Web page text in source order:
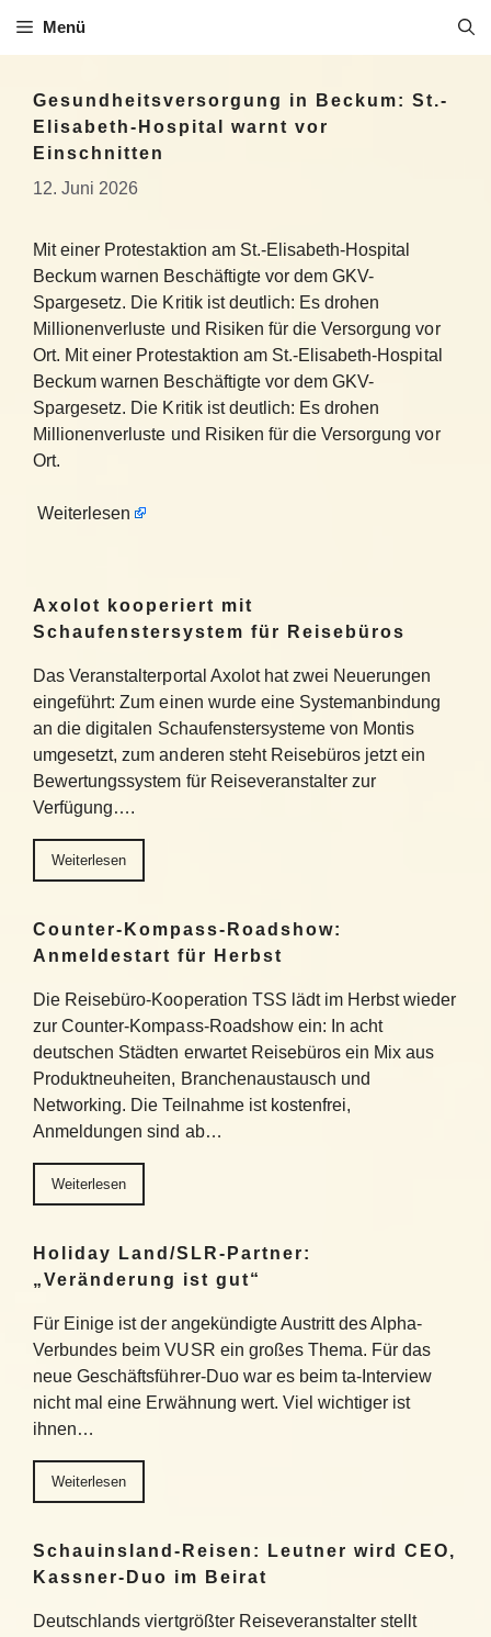
Inhalt
Menü
Gesundheitsversorgung in Beckum: St.-
Elisabeth-Hospital warnt vor
Einschnitten
12. Juni 2026
Mit einer Protestaktion am St.-Elisabeth-Hospital
Beckum warnen Beschäftigte vor dem GKV-
Spargesetz. Die Kritik ist deutlich: Es drohen
Millionenverluste und Risiken für die Versorgung vor
Ort. Mit einer Protestaktion am St.-Elisabeth-Hospital
Beckum warnen Beschäftigte vor dem GKV-
Spargesetz. Die Kritik ist deutlich: Es drohen
Millionenverluste und Risiken für die Versorgung vor
Ort.
Weiterlesen
Axolot kooperiert mit
Schaufenstersystem für Reisebüros
Das Veranstalterportal Axolot hat zwei Neuerungen
eingeführt: Zum einen wurde eine Systemanbindung
an die digitalen Schaufenstersysteme von Montis
umgesetzt, zum anderen steht Reisebüros jetzt ein
Bewertungssystem für Reiseveranstalter zur
Verfügung….
Weiterlesen
Counter-Kompass-Roadshow:
Anmeldestart für Herbst
Die Reisebüro-Kooperation TSS lädt im Herbst wieder
zur Counter-Kompass-Roadshow ein: In acht
deutschen Städten erwartet Reisebüros ein Mix aus
Produktneuheiten, Branchenaustausch und
Networking. Die Teilnahme ist kostenfrei,
Anmeldungen sind ab…
Weiterlesen
Holiday Land/SLR-Partner:
„Veränderung ist gut“
Für Einige ist der angekündigte Austritt des Alpha-
Verbundes beim VUSR ein großes Thema. Für das
neue Geschäftsführer-Duo war es beim ta-Interview
nicht mal eine Erwähnung wert. Viel wichtiger ist
ihnen…
Weiterlesen
Schauinsland-Reisen: Leutner wird CEO,
Kassner-Duo im Beirat
Deutschlands viertgrößter Reiseveranstalter stellt